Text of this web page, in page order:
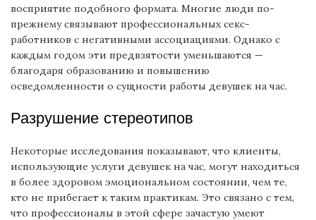
восприятие подобного формата. Многие люди по-
прежнему связывают профессиональных секс-
работников с негативными ассоциациями. Однако с
каждым годом эти предвзятости уменьшаются —
благодаря образованию и повышению
осведомленности о сущности работы девушек на час.
Разрушение стереотипов
Некоторые исследования показывают, что клиенты,
использующие услуги девушек на час, могут находиться
в более здоровом эмоциональном состоянии, чем те,
кто не прибегает к таким практикам. Это связано с тем,
что профессионалы в этой сфере зачастую умеют